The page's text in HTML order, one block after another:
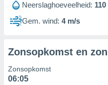
Neerslaghoeveelheid:
Gem. wind: 4 m/s
Zonsopkomst en
Zonsopkomst
06:05